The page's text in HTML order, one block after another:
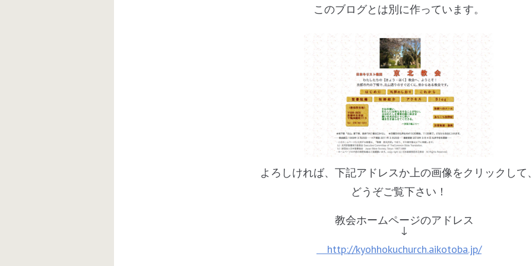
このブログとは別に作っています。
よろしければ、下記アドレスか上の画像をクリックして
どうぞご覧下さい！
教会ホームページのアドレス
↓
http://kyohhokuchurch.aikotoba.jp/